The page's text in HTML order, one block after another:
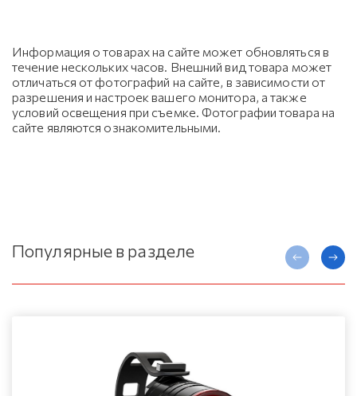
Информация о товарах на сайте может обновляться в
течение нескольких часов. Внешний вид товара может
отличаться от фотографий на сайте, в зависимости от
разрешения и настроек вашего монитора, а также
условий освещения при съемке. Фотографии товара на
сайте являются ознакомительными.
Популярные в разделе